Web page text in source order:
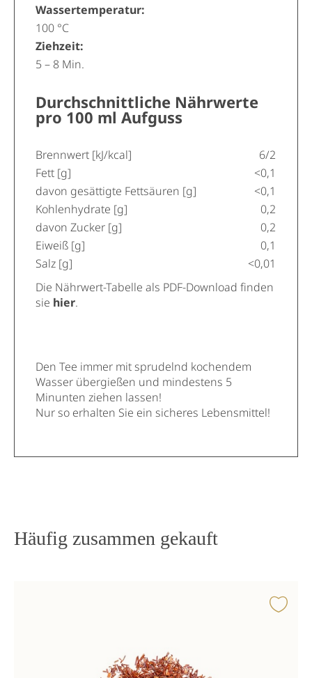
Wassertemperatur:
100 °C
Ziehzeit:
5 – 8 Min.
Durchschnittliche Nährwerte
pro 100 ml Aufguss
Brennwert [kJ/kcal]
6/2
Fett [g]
<0,1
davon gesättigte Fettsäuren [g]
<0,1
Kohlenhydrate [g]
0,2
davon Zucker [g]
0,2
Eiweiß [g]
0,1
Salz [g]
<0,01
Die Nährwert-Tabelle als PDF-Download finden
sie hier.
Den Tee immer mit sprudelnd kochendem
Wasser übergießen und mindestens 5
Minunten ziehen lassen!
Nur so erhalten Sie ein sicheres Lebensmittel!
Häufig zusammen gekauft